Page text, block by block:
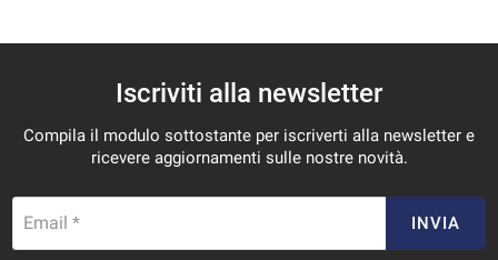
VEDI
644€/mese
36 Mesi
Iscriviti alla newsletter
Compila il modulo sottostante per iscriverti alla newsletter e
ricevere aggiornamenti sulle nostre novità.
Email * INVIA